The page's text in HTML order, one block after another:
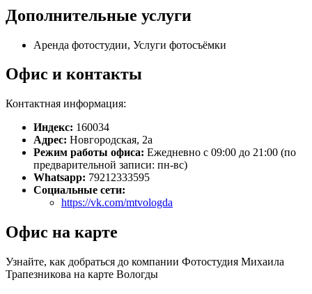
Дополнительные услуги
Аренда фотостудии, Услуги фотосъёмки
Офис и контакты
Контактная информация:
Индекс: 160034
Адрес: Новгородская, 2а
Режим работы офиса: Ежедневно с 09:00 до 21:00 (по
предварительной записи: пн-вс)
Whatsapp: 79212333595
Социальные сети:
https://vk.com/mtvologda
Офис на карте
Узнайте, как добраться до компании Фотостудия Михаила
Трапезникова на карте Вологды